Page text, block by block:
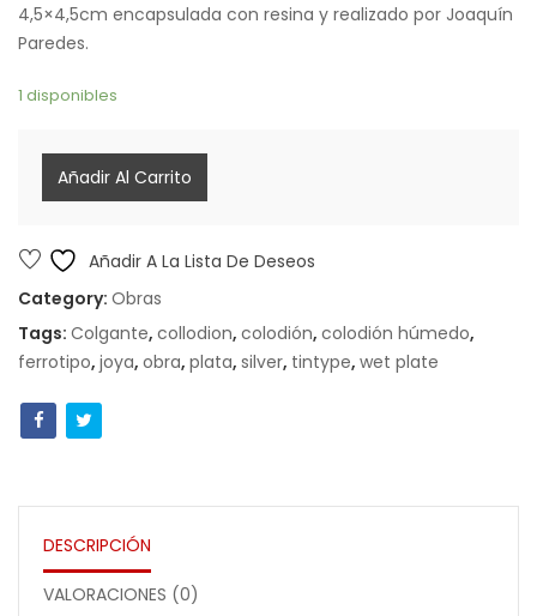
4,5×4,5cm encapsulada con resina y realizado por Joaquín
Paredes.
1 disponibles
Añadir Al Carrito
Añadir A La Lista De Deseos
Category: Obras
Tags: Colgante, collodion, colodión, colodión húmedo,
ferrotipo, joya, obra, plata, silver, tintype, wet plate
DESCRIPCIÓN
VALORACIONES (0)